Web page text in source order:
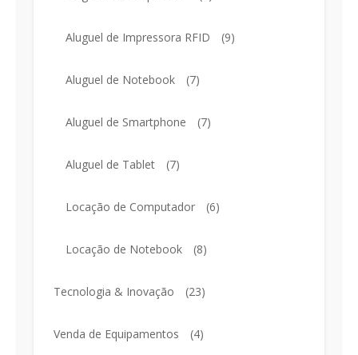
Aluguel de Impressora RFID (9)
Aluguel de Notebook (7)
Aluguel de Smartphone (7)
Aluguel de Tablet (7)
Locação de Computador (6)
Locação de Notebook (8)
Tecnologia & Inovação (23)
Venda de Equipamentos (4)